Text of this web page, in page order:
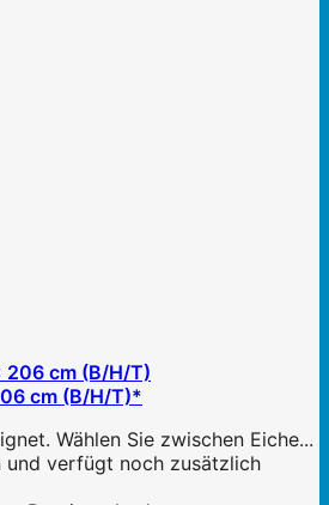
cm (B/H/T)*
Wählen Sie zwischen Eiche...
und verfügt noch zusätzlich